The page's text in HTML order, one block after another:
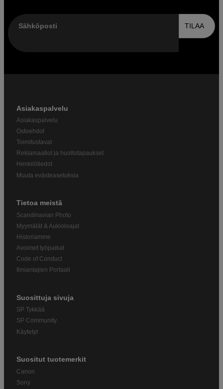
Sähköposti TILAA
Asiakaspalvelu
Asiakaspalvelu
Ostoehdot
Toimitustavat
Reklamaatiot ja huoltotapaukset
Henkilötiedot
Muuta evästeasetuksia
Tietoa meistä
Scandinavian Photo
Myymälät & Aukioloajat
Historiamme
Avoimet työpaikat
Code of Conduct
Ilmiantajien Portaali
Suosittuja sivuja
SP Tykkää
SP Community
Käytetyt
Suositut tuotemerkit
Canon
Sony